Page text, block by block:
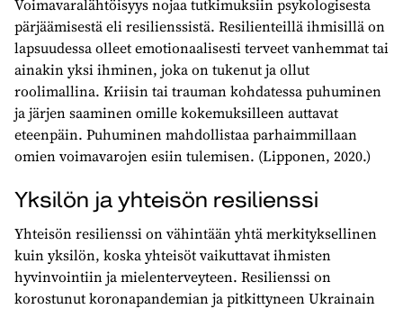
Voimavaralähtöisyys nojaa tutkimuksiin psykologisesta
pärjäämisestä eli resilienssistä. Resilienteillä ihmisillä on
lapsuudessa olleet emotionaalisesti terveet vanhemmat tai
ainakin yksi ihminen, joka on tukenut ja ollut
roolimallina. Kriisin tai trauman kohdatessa puhuminen
ja järjen saaminen omille kokemuksilleen auttavat
eteenpäin. Puhuminen mahdollistaa parhaimmillaan
omien voimavarojen esiin tulemisen. (Lipponen, 2020.)
Yksilön ja yhteisön resilienssi
Yhteisön resilienssi on vähintään yhtä merkityksellinen
kuin yksilön, koska yhteisöt vaikuttavat ihmisten
hyvinvointiin ja mielenterveyteen. Resilienssi on
korostunut koronapandemian ja pitkittyneen Ukrainain